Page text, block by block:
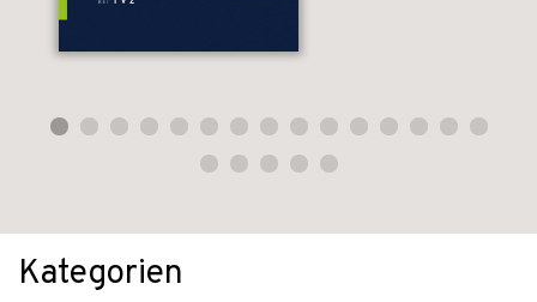
Kategorien